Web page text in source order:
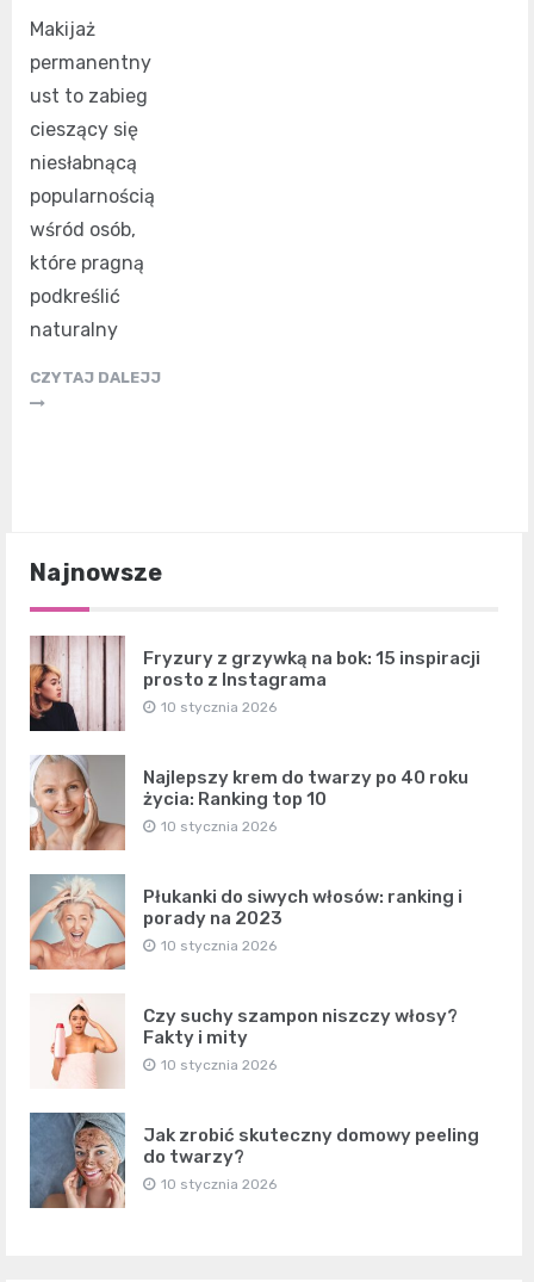
Makijaż
permanentny
ust to zabieg
cieszący się
niesłabnącą
popularnością
wśród osób,
które pragną
podkreślić
naturalny
CZYTAJ DALEJJ
Najnowsze
Fryzury z grzywką na bok: 15 inspiracji
prosto z Instagrama
10 stycznia 2026
Najlepszy krem do twarzy po 40 roku
życia: Ranking top 10
10 stycznia 2026
Płukanki do siwych włosów: ranking i
porady na 2023
10 stycznia 2026
Czy suchy szampon niszczy włosy?
Fakty i mity
10 stycznia 2026
Jak zrobić skuteczny domowy peeling
do twarzy?
10 stycznia 2026